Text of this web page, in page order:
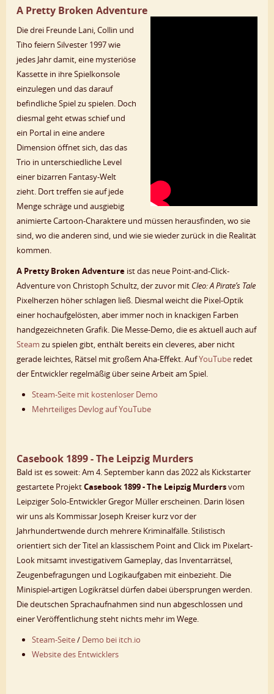
A Pretty Broken Adventure
Die drei Freunde Lani, Collin und
Tiho feiern Silvester 1997 wie
jedes Jahr damit, eine mysteriöse
Kassette in ihre Spielkonsole
einzulegen und das darauf
befindliche Spiel zu spielen. Doch
diesmal geht etwas schief und
ein Portal in eine andere
Dimension öffnet sich, das das
Trio in unterschiedliche Level
einer bizarren Fantasy-Welt
zieht. Dort treffen sie auf jede
Menge schräge und ausgiebig
animierte Cartoon-Charaktere und müssen herausfinden, wo sie
sind, wo die anderen sind, und wie sie wieder zurück in die Realität
kommen.
A Pretty Broken Adventure ist das neue Point-and-Click-
Adventure von Christoph Schultz, der zuvor mit Cleo: A Pirate’s Tale
Pixelherzen höher schlagen ließ. Diesmal weicht die Pixel-Optik
einer hochaufgelösten, aber immer noch in knackigen Farben
handgezeichneten Grafik. Die Messe-Demo, die es aktuell auch auf
Steam zu spielen gibt, enthält bereits ein cleveres, aber nicht
gerade leichtes, Rätsel mit großem Aha-Effekt. AufYouTube redet
der Entwickler regelmäßig über seine Arbeit am Spiel.
Steam-Seite mit kostenloser Demo
Mehrteiliges Devlog auf YouTube
Casebook 1899 - The Leipzig Murders
Bald ist es soweit: Am 4. September kann das 2022 als Kickstarter
gestartete ProjektCasebook 1899 - The Leipzig Murdersvom
Leipziger Solo-Entwickler Gregor Müller erscheinen. Darin lösen
wir uns als Kommissar Joseph Kreiser kurz vor der
Jahrhundertwende durch mehrere Kriminalfälle. Stilistisch
orientiert sich der Titel an klassischem Point and Click im Pixelart-
Look mitsamt investigativem Gameplay, das Inventarrätsel,
Zeugenbefragungen und Logikaufgaben mit einbezieht. Die
Minispiel-artigen Logikrätsel dürfen dabei übersprungen werden.
Die deutschen Sprachaufnahmen sind nun abgeschlossen und
einer Veröffentlichung steht nichts mehr im Wege.
Steam-Seite/ Demo bei itch.io
Website des Entwicklers